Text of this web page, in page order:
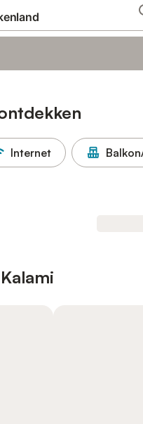
Internet